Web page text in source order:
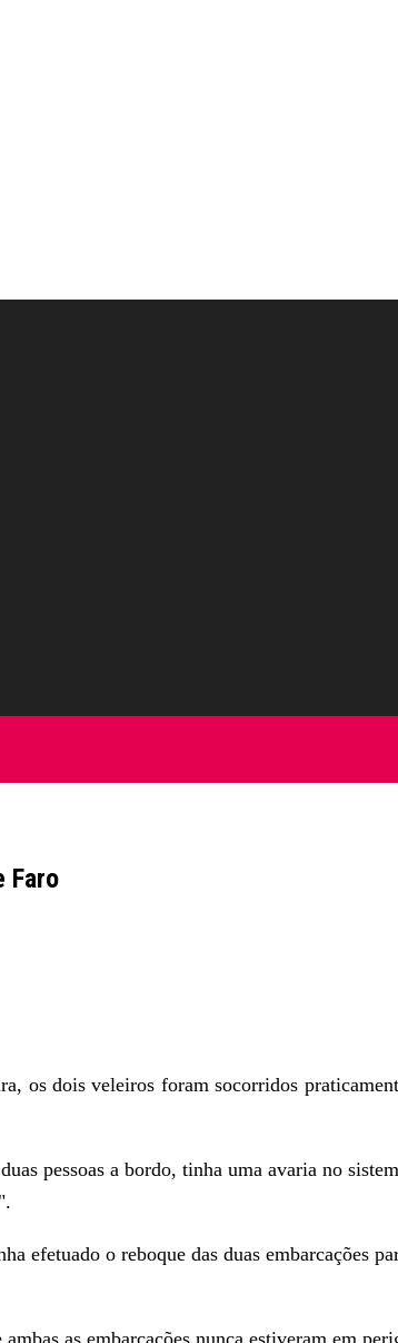
Faro
os dois veleiros foram socorridos
pessoas a bordo, tinha uma avaria no
efetuado o reboque das duas embarcações
as embarcações nunca estiveram em